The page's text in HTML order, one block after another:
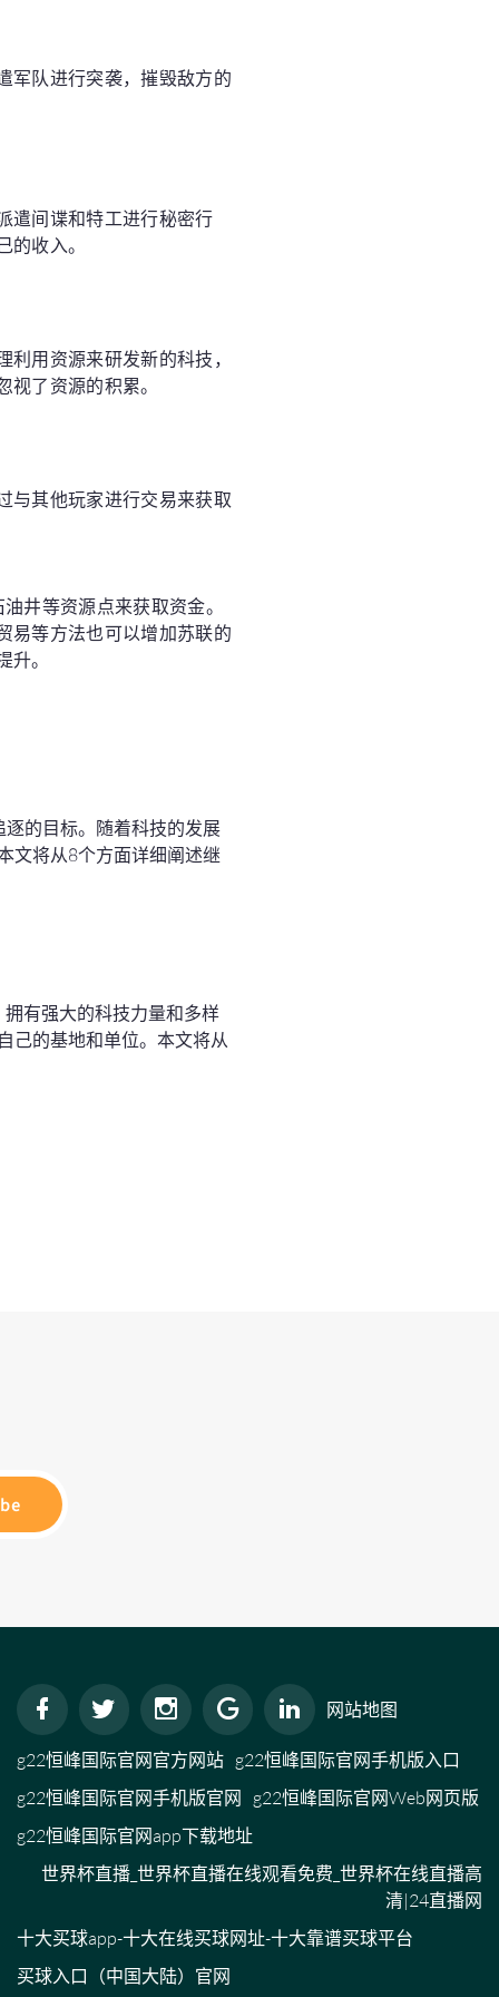
军队进行突袭，摧毁敌方的
遣间谍和特工进行秘密行
收入。
用资源来研发新的科技，
了资源的积累。
与其他玩家进行交易来获取
井等资源点来获取资金。
易等方法也可以增加苏联的
。
的目标。随着科技的发展
文将从8个方面详细阐述继
有强大的科技力量和多样
己的基地和单位。本文将从
网站地图
g22恒峰国际官网官方网站 g22恒峰国际官网手机版入口
g22恒峰国际官网手机版官网 g22恒峰国际官网Web网页版
g22恒峰国际官网app下载地址
世界杯直播_世界杯直播在线观看免费_世界杯在线直播高
清|24直播网
十大买球app-十大在线买球网址-十大靠谱买球平台
买球入口（中国大陆）官网